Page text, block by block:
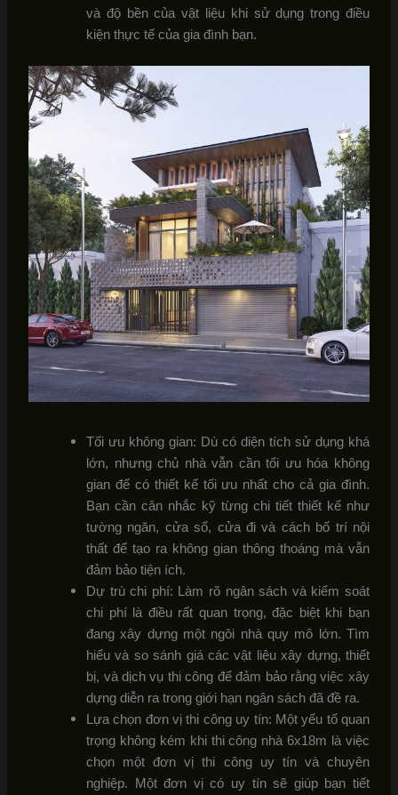
và độ bền của vật liệu khi sử dụng trong điều
kiện thực tế của gia đình bạn.
Tối ưu không gian: Dù có diện tích sử dụng khá
lớn, nhưng chủ nhà vẫn cần tối ưu hóa không
gian để có thiết kế tối ưu nhất cho cả gia đình.
Bạn cần cân nhắc kỹ từng chi tiết thiết kế như
tường ngăn, cửa sổ, cửa đi và cách bố trí nội
thất để tạo ra không gian thông thoáng mà vẫn
đảm bảo tiện ích.
Dự trù chi phí: Làm rõ ngân sách và kiểm soát
chi phí là điều rất quan trọng, đặc biệt khi bạn
đang xây dựng một ngôi nhà quy mô lớn. Tìm
hiểu và so sánh giá các vật liệu xây dựng, thiết
bị, và dịch vụ thi công để đảm bảo rằng việc xây
dựng diễn ra trong giới hạn ngân sách đã đề ra.
Lựa chọn đơn vị thi công uy tín: Một yếu tố quan
trọng không kém khi thi công nhà 6x18m là việc
chọn một đơn vị thi công uy tín và chuyên
nghiệp. Một đơn vị có uy tín sẽ giúp bạn tiết